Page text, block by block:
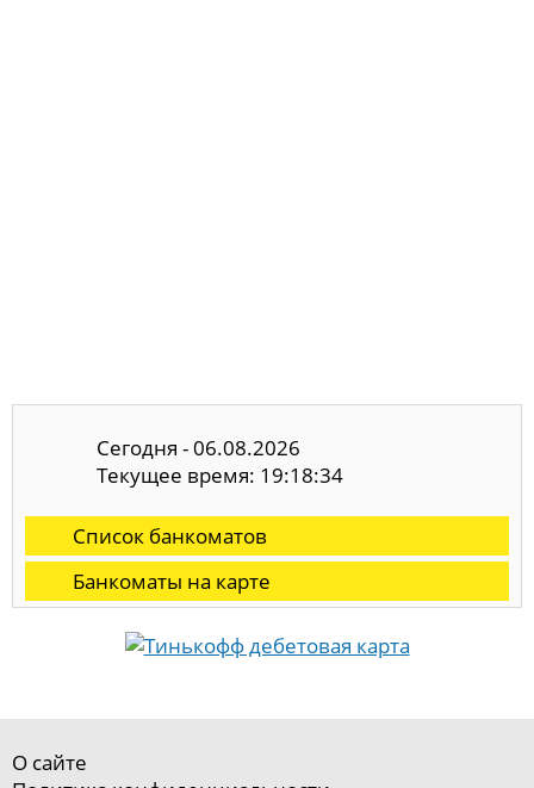
Сегодня - 06.08.2026
Текущее время: 19:18:34
Список банкоматов
Банкоматы на карте
О сайте